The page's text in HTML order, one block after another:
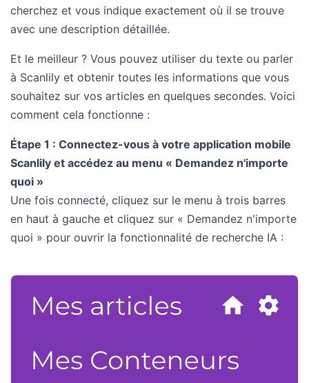
cherchez et vous indique exactement où il se trouve
avec une description détaillée.
Et le meilleur ? Vous pouvez utiliser du texte ou parler
à Scanlily et obtenir toutes les informations que vous
souhaitez sur vos articles en quelques secondes. Voici
comment cela fonctionne :
Étape 1 : Connectez-vous à votre application mobile
Scanlily et accédez au menu « Demandez n'importe
quoi »
Une fois connecté, cliquez sur le menu à trois barres
en haut à gauche et cliquez sur « Demandez n'importe
quoi » pour ouvrir la fonctionnalité de recherche IA :